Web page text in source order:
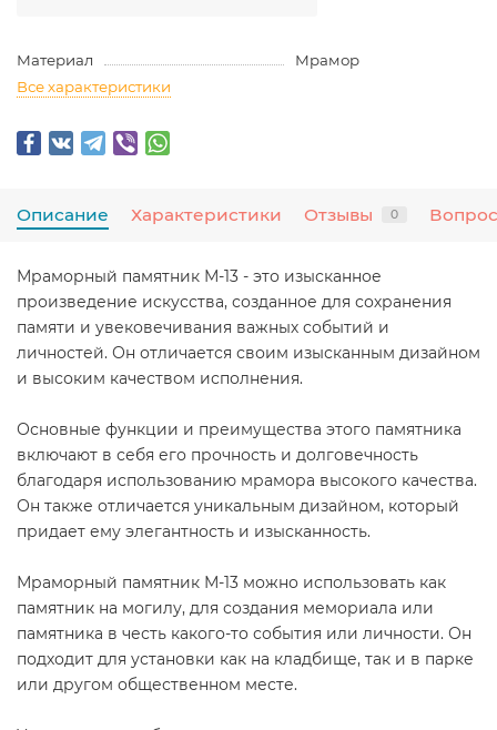
Материал
Мрамор
Все характеристики
Описание Характеристики Отзывы 0
Мраморный памятник М-13 - это изысканное
произведение искусства, созданное для сохранения
памяти и увековечивания важных событий и
личностей. Он отличается своим изысканным дизайном
и высоким качеством исполнения.
Основные функции и преимущества этого памятника
включают в себя его прочность и долговечность
благодаря использованию мрамора высокого качества.
Он также отличается уникальным дизайном, который
придает ему элегантность и изысканность.
Мраморный памятник М-13 можно использовать как
памятник на могилу, для создания мемориала или
памятника в честь какого-то события или личности. Он
подходит для установки как на кладбище, так и в парке
или другом общественном месте.